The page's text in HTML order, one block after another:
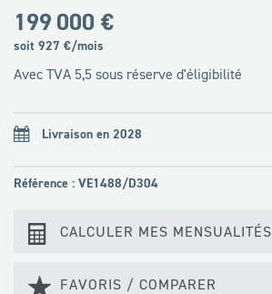
199 000 €
soit 927 €/mois
Avec TVA 5,5 sous réserve d'éligibilité
Livraison en 2028
Référence : VE1488/D304
CALCULER MES MENSUALITÉS
FAVORIS / COMPARER